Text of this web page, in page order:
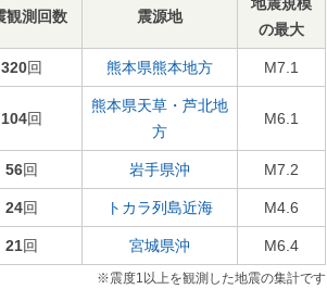
観測回数 震源地
の最大
320回 熊本県熊本地方 M7.1
104回
熊本県天草・芦北地
方
M6.1
56回 岩手県沖 M7.2
24回 トカラ列島近海 M4.6
21回 宮城県沖 M6.4
※震度1以上を観測した地震の集計です